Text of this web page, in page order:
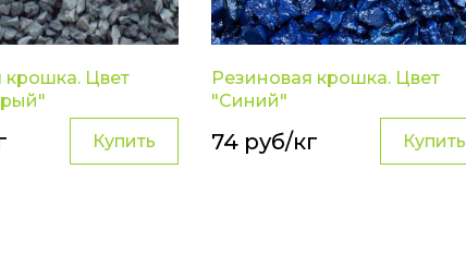
крошка. Цвет
Купить
Резиновая крошка. Цвет
"Синий"
74 руб/кг Купить